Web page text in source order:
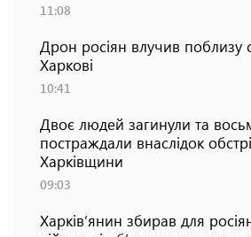
11:08
Дрон росіян влучив поблизу
Харкові
10:41
Двоє людей загинули та
постраждали внаслідок
Харківщини
09:03
Харків’янин збирав для